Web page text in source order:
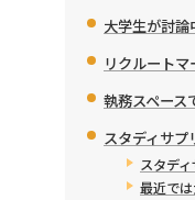
大学生が討論
リクルートマ
執務スペース
スタディサプ
スタデ
最近で